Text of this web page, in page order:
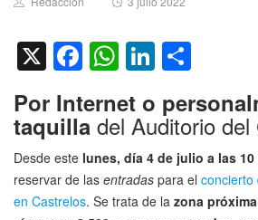
X Facebook
WhatsApp
LinkedIn
Por Internet o
taquilla del Auditorio del
Desde este lunes, día 4 de julio a las
reservar de las entradas para el concierto
en Castrelos. Se trata de la zona